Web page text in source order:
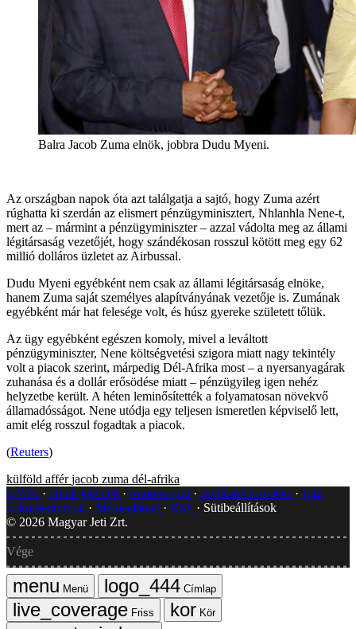
Balra Jacob Zuma elnök, jobbra Dudu Myeni.
Az országban napok óta azt találgatja a sajtó, hogy Zuma azért
rúghatta ki szerdán az elismert pénzügyminisztert, Nhlanhla Nene-t,
mert az – mármint a pénzügyminiszter – azzal vádolta meg az állami
légitársaság vezetőjét, hogy szándékosan rosszul kötött meg egy 62
millió dolláros üzletet az Airbussal.
Dudu Myeni egyébként nem csak az állami légitársaság elnöke,
hanem Zuma saját személyes alapítványának vezetője is. Zumának
egyébként már hat felesége volt, és húsz gyereke született tőlük.
Az ügy egyébként egészen komoly, mivel a leváltott
pénzügyminiszter, Nene költségvetési szigora miatt nagy tekintély
volt a piacok szerint, márpedig Dél-Afrika most – a nyersanyagárak
zuhanása és a dollár erősödése miatt – pénzügyileg igen nehéz
helyzetbe került. A héten leminősítették a folyamatosan növekvő
államadósságot. Nene utódja egy teljesen ismeretlen képviselő lett,
amit elég rosszul fogadtak a piacok.
(Reuters)
külföld affér jacob zuma dél-afrika
GYIK
Hibát jelentek Impresszum Javítások kezelése
Jogi
dokumentumok
Médiaajánlat RSS
Sütibeállítások
© 2026 Magyar Jeti Zrt.
Vége
Menü
Címlap
Friss
Kör